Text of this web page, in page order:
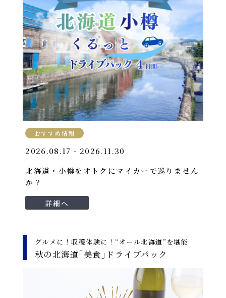
おすすめ情報
2026.08.17 - 2026.11.30
北海道・小樽をオトクにマイカーで巡りません
か？
詳細へ
グルメに！収穫体験に！“オール北海道”を堪能
秋の北海道｢美食｣ドライブパック